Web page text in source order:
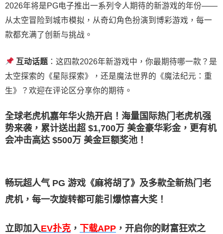
2026年将是PG电子推出一系列令人期待的新游戏的年份——
从太空冒险到城市模拟，从奇幻角色扮演到博彩游戏，每一
款都充满了创新与挑战。
互动话题：这四款2026年新游戏中，你最期待哪一款？是
太空探索的《星际探索》，还是魔法世界的《魔法纪元：重
生》？欢迎在评论区分享你的期待。
全球老虎机嘉年华火热开启！海量国际热门老虎机强
势来袭，累计送出超 $1,700万 美金豪华彩金，更有机
会冲击高达 $500万 美金巨额奖池！
畅玩超人气 PG 游戏《麻将胡了》及多款全新热门老
虎机，每一次旋转都可能引爆惊喜大奖！
立即加入EV扑克 ， 下载APP ，开启你的财富狂欢之